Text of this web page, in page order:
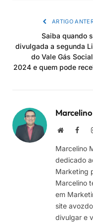
ARTIGO
Saiba quando
divulgada a segunda
do Vale Gás
2024 e quem pode
Site
Marcelino
dedicado
Marketing
Marcelino
em
site
divulgar e